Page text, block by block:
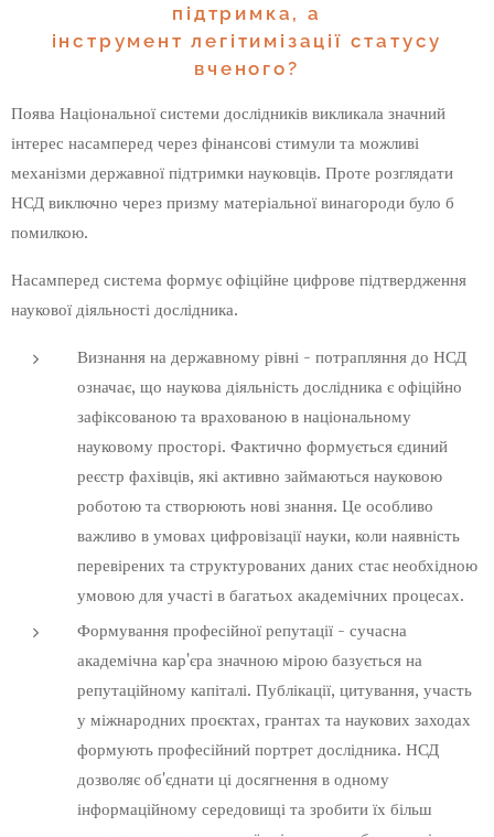
підтримка, а
інструмент легітимізації статусу
вченого?
Поява Національної системи дослідників викликала значний
інтерес насамперед через фінансові стимули та можливі
механізми державної підтримки науковців. Проте розглядати
НСД виключно через призму матеріальної винагороди було б
помилкою.
Насамперед система формує офіційне цифрове підтвердження
наукової діяльності дослідника.
Визнання на державному рівні - потрапляння до НСД
означає, що наукова діяльність дослідника є офіційно
зафіксованою та врахованою в національному
науковому просторі. Фактично формується єдиний
реєстр фахівців, які активно займаються науковою
роботою та створюють нові знання. Це особливо
важливо в умовах цифровізації науки, коли наявність
перевірених та структурованих даних стає необхідною
умовою для участі в багатьох академічних процесах.
Формування професійної репутації - сучасна
академічна кар'єра значною мірою базується на
репутаційному капіталі. Публікації, цитування, участь
у міжнародних проєктах, грантах та наукових заходах
формують професійний портрет дослідника. НСД
дозволяє об'єднати ці досягнення в одному
інформаційному середовищі та зробити їх більш